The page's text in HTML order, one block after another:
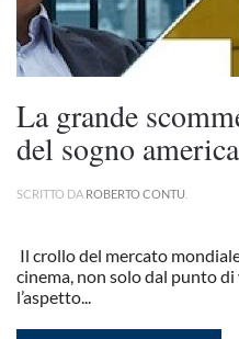
La grande
del sogno
SCRITTO DA ROBERTO CONTU
Il crollo del mercato
cinema, non solo dal punto
l’aspetto...